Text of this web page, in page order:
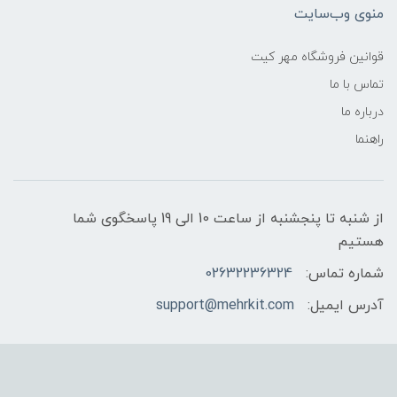
منوی وب‌سایت
قوانین فروشگاه مهر کیت
تماس با ما
درباره ما
راهنما
از شنبه تا پنجشنبه از ساعت 10 الی 19 پاسخگوی شما
هستیم
شماره تماس:
02632236324
آدرس ایمیل:
support@mehrkit.com